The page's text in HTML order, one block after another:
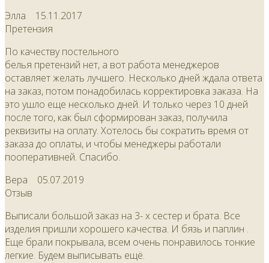
Элла 15.11.2017
Претензия
По качеству постельного
белья претензий нет, а вот работа менеджеров
оставляет желать лучшего. Несколько дней ждала ответа
на заказ, потом понадобилась корректировка заказа. На
это ушло еще несколько дней. И только через 10 дней
после того, как был сформирован заказ, получила
реквизиты на оплату. Хотелось бы сократить время от
заказа до оплаты, и чтобы менеджеры работали
пооперативней. Спасибо.
Вера 05.07.2019
Отзыв
Выписали большой заказ на 3- х сестер и брата. Все
изделия пришли хорошего качества. И бязь и паплин .
Еще брали покрывала, всем очень понравилось тонкие
легкие. Будем выписывать ещё.